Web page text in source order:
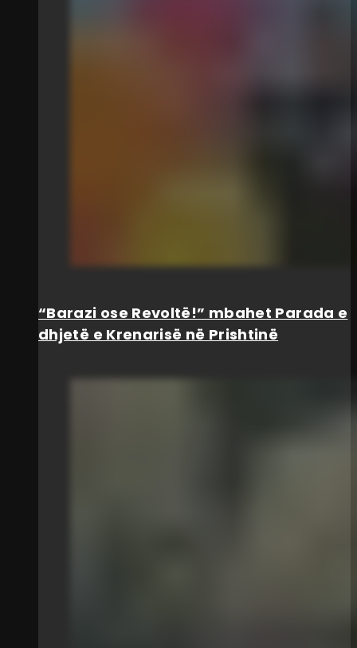
“Barazi ose Revoltë!” mbahet Parada e
dhjetë e Krenarisë në Prishtinë